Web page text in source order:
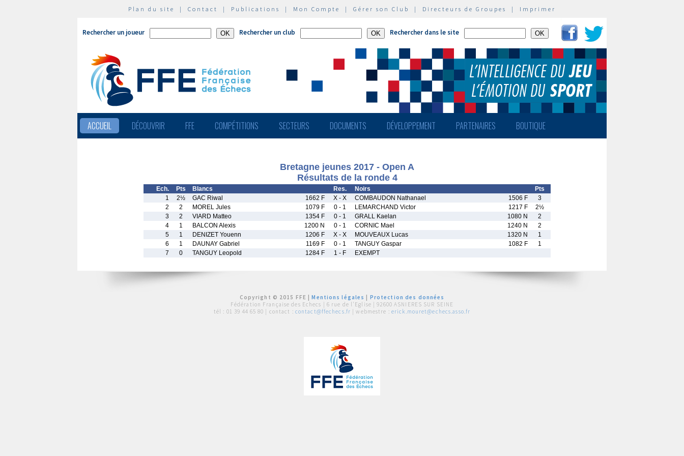
Plan du site | Contact | Publications | Mon Compte | Gérer son Club | Directeurs de Groupes | Imprimer
Rechercher un joueur Rechercher un club Rechercher dans le site
ACCUEIL DÉCOUVRIR FFE COMPÉTITIONS SECTEURS DOCUMENTS DÉVELOPPEMENT PARTENAIRES BOUTIQUE
Bretagne jeunes 2017 - Open A
Résultats de la ronde 4
Ech. Pts Blancs Res. Noirs
Pts
1
2½ GAC Riwal 1662 F X - X COMBAUDON Nathanael 1506 F
3
2
2 MOREL Jules 1079 F 0 - 1 LEMARCHAND Victor 1217 F
2½
3
2 VIARD Matteo 1354 F 0 - 1 GRALL Kaelan 1080 N
2
4
1 BALCON Alexis 1200 N 0 - 1 CORNIC Mael 1240 N
2
5
1 DENIZET Youenn 1206 F X - X MOUVEAUX Lucas 1320 N
1
6
1 DAUNAY Gabriel 1169 F 0 - 1 TANGUY Gaspar 1082 F
1
7
0 TANGUY Leopold 1284 F 1 - F EXEMPT
Copyright © 2015 FFE |Mentions légales
Protection des données
Fédération Française des Echecs | 6 rue de l'Eglise | 92600 ASNIERES SUR SEINE
tél : 01 39 44 65 80 | contact : contact@ffechecs.fr | webmestre : erick.mouret@echecs.asso.fr